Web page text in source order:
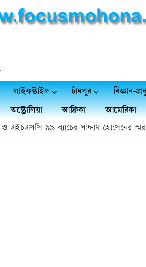
লাইফস্টাইল চাঁদপুর বিজ্ঞান-
অস্ট্রোলিয়া আফ্রিকা আমেরিকা
৯৯ ব্যাচের সাদ্দাম হোসেনের স্মরনে